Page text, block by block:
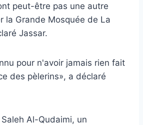
peut-être pas une autre
la Grande Mosquée de La
Jassar.
pour n'avoir jamais rien fait
des pèlerins», a déclaré
Al-Qudaimi, un